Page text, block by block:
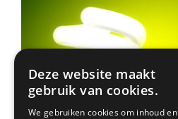
Deze website maakt
gebruik van cookies.
We gebruiken cookies om inhoud en